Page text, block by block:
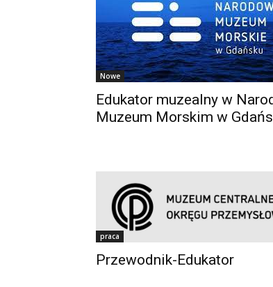
Nowe
Edukator muzealny w
Muzeum Morskim w
praca
Przewodnik-Edukator